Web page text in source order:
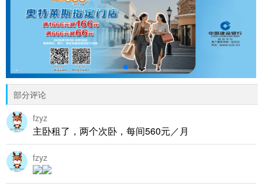
部分评论
fzyz
主卧租了，两个次卧，每间560元／月
fzyz